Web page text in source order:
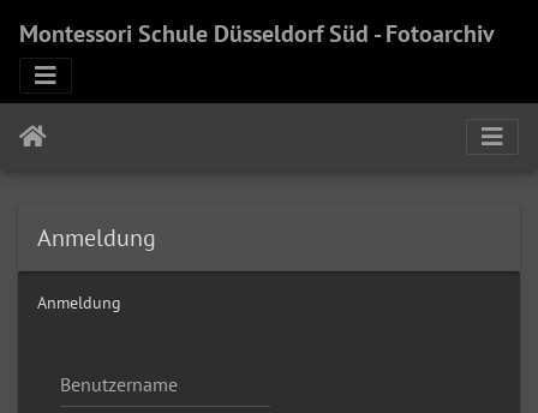
Montessori Schule Düsseldorf Süd - Fotoarchiv
Anmeldung
Anmeldung